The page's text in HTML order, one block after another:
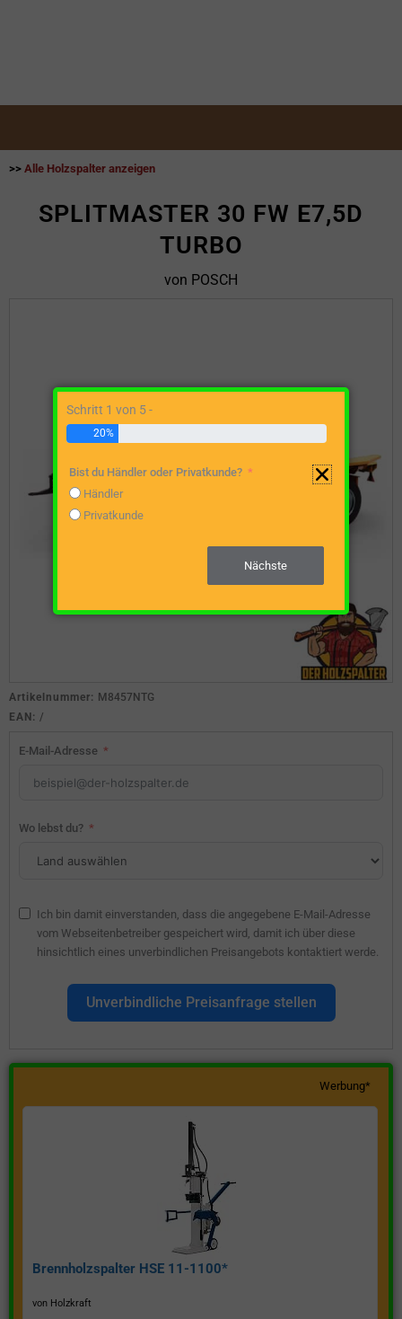
>> Alle Holzspalter anzeigen
SPLITMASTER 30 FW E7,5D
TURBO
von POSCH
Artikelnummer: M8457NTG
EAN: /
E-Mail-Adresse
Wo lebst du?
Ich bin damit einverstanden, dass die angegebene E-Mail-Adresse
vom Webseitenbetreiber gespeichert wird, damit ich über diese
hinsichtlich eines unverbindlichen Preisangebots kontaktiert werde.
Unverbindliche Preisanfrage stellen
Werbung*
Brennholzspalter HSE 11-1100*
von Holzkraft
Schritt 1 von 5 -
20%
Bist du Händler oder Privatkunde?
Händler
Privatkunde
Nächste